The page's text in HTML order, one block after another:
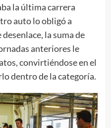
la última carrera
auto lo obligó a
la suma de
anteriores le
convirtiéndose en el
dentro de la categoría.